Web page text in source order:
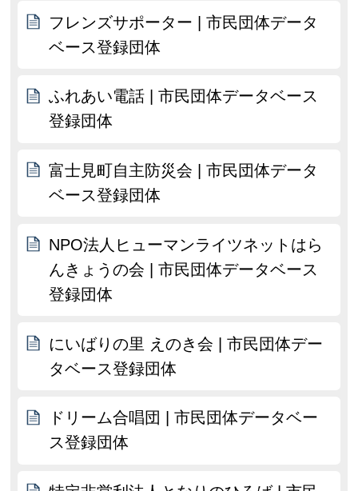
フレンズサポーター | 市民団体データ
ベース登録団体
ふれあい電話 | 市民団体データベース
登録団体
富士見町自主防災会 | 市民団体データ
ベース登録団体
NPO法人ヒューマンライツネットはら
んきょうの会 | 市民団体データベース
登録団体
にいばりの里 えのき会 | 市民団体デー
タベース登録団体
ドリーム合唱団 | 市民団体データベー
ス登録団体